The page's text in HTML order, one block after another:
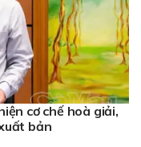
cơ chế hoà giải,
bản